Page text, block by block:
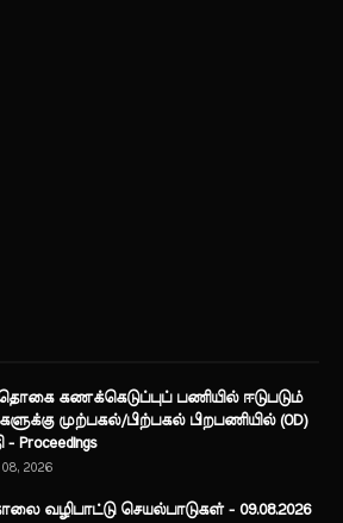
கணக்கெடுப்புப் பணியில் ஈடுபடும்
முற்பகல்/பிற்பகல் பிறபணியில் (OD)
Proceedings
08, 2026
வழிபாட்டு செயல்பாடுகள் - 09.08.2026